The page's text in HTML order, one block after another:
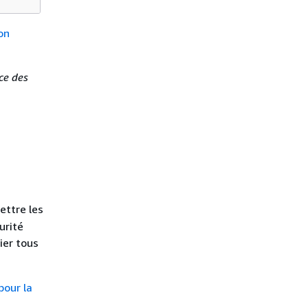
des
les
tous
la